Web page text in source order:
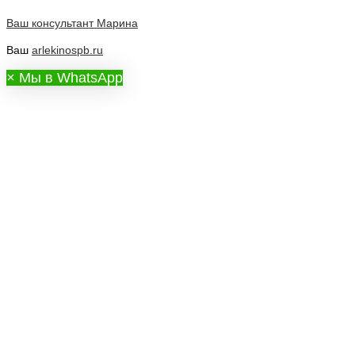
Ваш консультант Марина
Ваш arlekinospb.ru
× Мы в WhatsApp